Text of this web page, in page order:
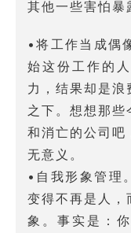
其他一些害怕暴
•将工作当成偶
始这份工作的
力，结果却是
之下。想想那些
和消亡的公司吧
无意义。
•自我形象管理
变得不再是人，
象。事实是：